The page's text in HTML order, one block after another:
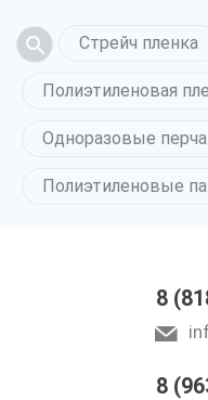
Стрейч пленка
Полиэтиленовая
Одноразовые
Полиэтиленовые
8
8